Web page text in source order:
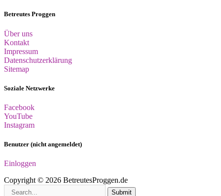
Betreutes Proggen
Über uns
Kontakt
Impressum
Datenschutzerklärung
Sitemap
Soziale Netzwerke
Facebook
YouTube
Instagram
Benutzer (nicht angemeldet)
Einloggen
Copyright © 2026 BetreutesProggen.de
Submit